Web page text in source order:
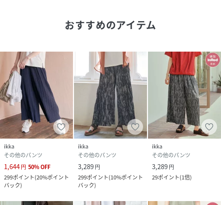
ィネートできます。
■スタッフ着用コメント
・159cm/サイズM
伸縮性抜群なので着心地も抜群◎
ウエストゴムで夏場は特にストレスフリーな着心地なのが嬉
しいですね♪
縦に入ったプリーツがIラインを引き立てスタイルアップして
見せてくれます！
皺が気にならないので長時間の移動やデスクワークにもぴっ
たり♪
ON・OFFで楽しめます♪
パンツはシャツやブラウス、ジャケットに合わせるときちん
おすすめのアイテム
ikka
その他のパンツ
1,644円 50%OFF
299ポイント(20%ポイント
バック)
ikka
その他のパンツ
3,289円
299ポイント(10%ポイント
バック)
ikka
その他のパンツ
3,289円
29ポイント(1倍)